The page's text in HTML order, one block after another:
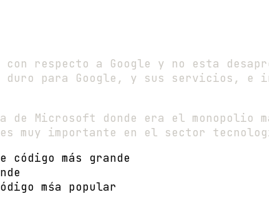
respecto a Google y no esta
para Google, y sus servicios, e
Microsoft donde era el monopolio
muy importante en el sector
más grande
mśa popular